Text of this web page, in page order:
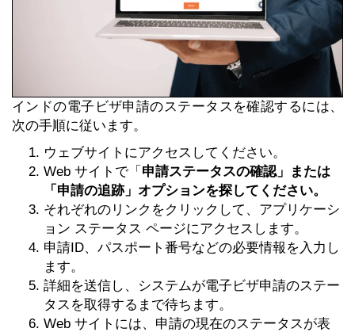
インドの電子ビザ申請のステータスを確認するには、
次の手順に従います。
ウェブサイトにアクセスしてください。
Web サイトで「 申請ステータスの確認」または
「申請の追跡」オプションを探してください。
それぞれのリンクをクリックして、アプリケーシ
ョン ステータス ページにアクセスします。
申請ID、パスポート番号などの必要情報を入力し
ます。
詳細を送信し、システムが電子ビザ申請のステー
タスを取得するまで待ちます。
Web サイトには、申請の現在のステータスが表